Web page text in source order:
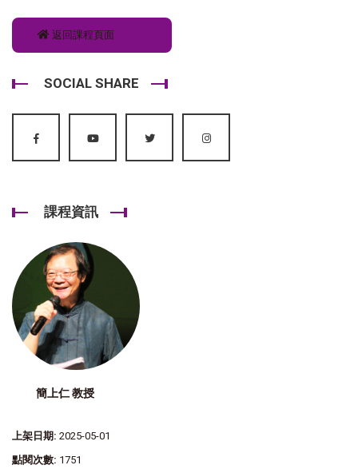
返回課程頁面
SOCIAL SHARE
課程資訊
簡上仁 教授
上架日期: 2025-05-01
點閱次數: 1751